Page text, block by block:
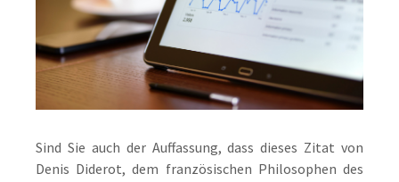
Sind Sie auch der Auffassung, dass dieses Zitat von
Denis Diderot, dem französischen Philosophen des